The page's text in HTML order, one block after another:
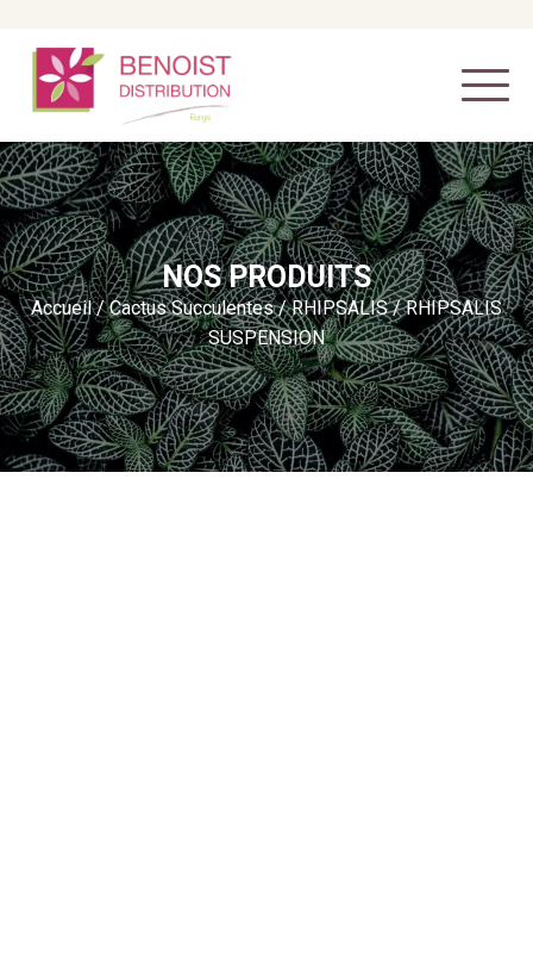
NOS PRODUITS
Accueil/Cactus Succulentes/RHIPSALIS/ RHIPSALIS
SUSPENSION